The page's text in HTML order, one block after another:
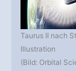
Taurus II nach
Illustration
(Bild: Orbital